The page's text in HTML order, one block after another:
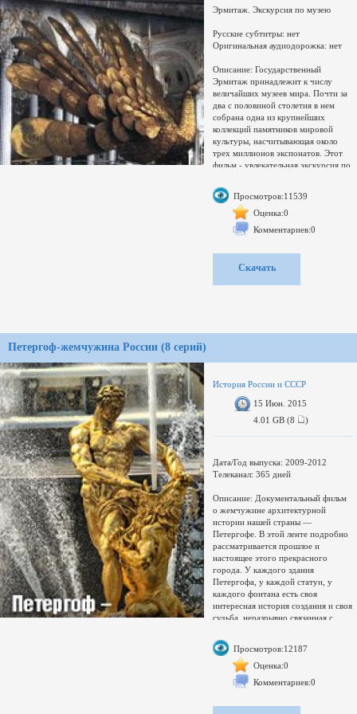
Эрмитаж. Экскурсия по музею
Русские субтитры: нет
Оригинальная аудиодорожка: нет
Описание: Государственный
Эрмитаж принадлежит к числу
величайших музеев мира. Почти за
два с половиной столетия в нем
собрана одна из крупнейших
коллекций памятников мировой
культуры, насчитывающая около
трех миллионов экспонатов. Этот
фильм - увлекательная экскурсия по
неповторимыми интерьерами и
грандиозными парадными залами,
по выставками произведений
живописи, скульптуры, декротивно-
прикладного искусстава разных
рассказ об истороии создания
музея. В фильм также включены
из драгоценных металлов и камней,
произведения западноевропейского
бриллиантами, сафирами,
Просмотров:11539
Оценка:0
Комментариев:0
Скачать
Петергоф-жемчужина России (8 серий)
История России и СССР
15 Июн. 2015
4.01 GB (8
)
Дата/Год выпуска: 2009-2012
Телеканал: 365 дней
Описание: Документальный фильм
о жемчужине архитектурной
истории нашей страны —
Петергофе. В этой ленте подробно
рассматривается прошлое и
настоящее этого прекрасного
города. У каждого здания
Петергофа, у каждой статуи, у
каждого фонтана есть своя
интересная история создания и своя
судьба, неразрывно связанная с
интереснейших моментах
строительства, об идеях возведения
великолепных памятников и
рассказывает эта кинолента.
Доп. информация: В мире трудно
Просмотров:12187
Оценка:0
Комментариев:0